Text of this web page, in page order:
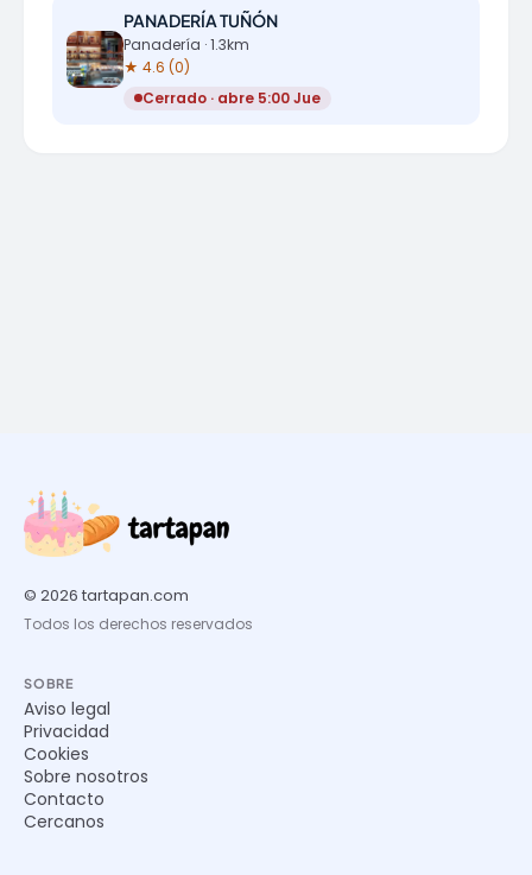
PANADERÍA TUÑÓN
Panadería · 1.3km
★ 4.6 (0)
Cerrado · abre 5:00 Jue
© 2026 tartapan.com
Todos los derechos reservados
SOBRE
Aviso legal
Privacidad
Cookies
Sobre nosotros
Contacto
Cercanos